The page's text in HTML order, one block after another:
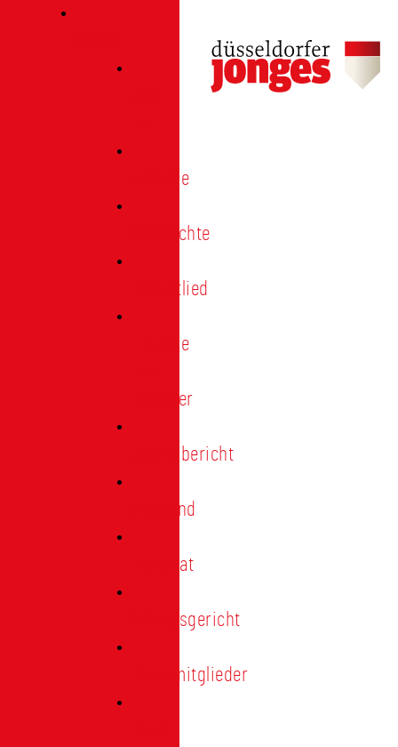
Termine
Geschichte
Heimatlied
Freunde
Förderer
Jahresbericht
Vorstand
Ehrenrat
Schiedsgericht
Ehrenmitglieder